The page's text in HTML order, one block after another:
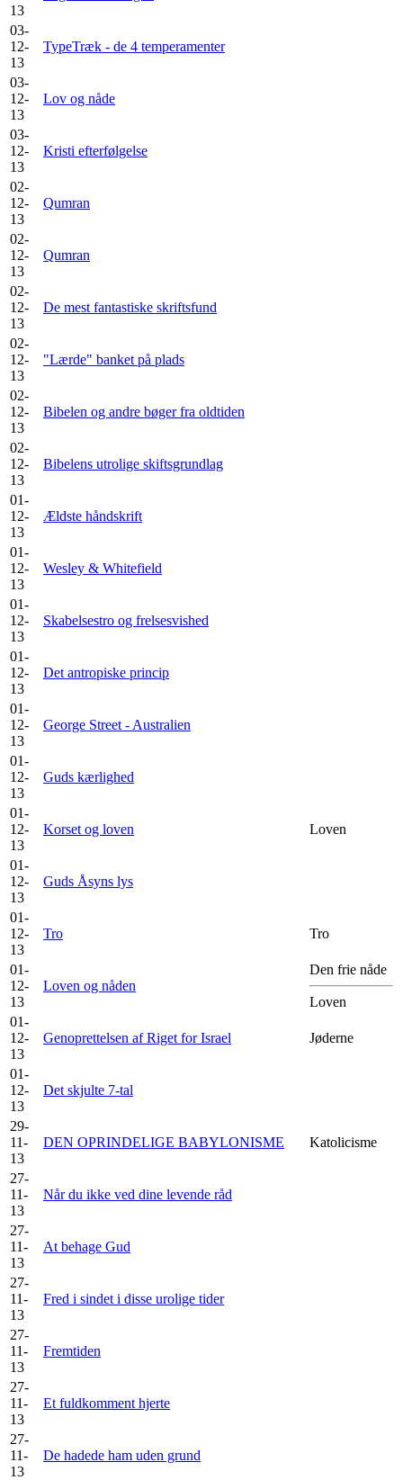
13
03-
12-
13
TypeTræk - de 4 temperamenter
03-
12-
13
Lov og nåde
03-
12-
13
Kristi efterfølgelse
02-
12-
13
Qumran
02-
12-
13
Qumran
02-
12-
13
De mest fantastiske skriftsfund
02-
12-
13
"Lærde" banket på plads
02-
12-
13
Bibelen og andre bøger fra oldtiden
02-
12-
13
Bibelens utrolige skiftsgrundlag
01-
12-
13
Ældste håndskrift
01-
12-
13
Wesley & Whitefield
01-
12-
13
Skabelsestro og frelsesvished
01-
12-
13
Det antropiske princip
01-
12-
13
George Street - Australien
01-
12-
13
Guds kærlighed
01-
12-
13
Korset og loven Loven
01-
12-
13
Guds Åsyns lys
01-
12-
13
Tro Tro
01-
12-
13
Loven og nåden
Den frie nåde
Loven
01-
12-
13
Genoprettelsen af Riget for Israel Jøderne
01-
12-
13
Det skjulte 7-tal
29-
11-
13
DEN OPRINDELIGE BABYLONISME Katolicisme
27-
11-
13
Når du ikke ved dine levende råd
27-
11-
13
At behage Gud
27-
11-
13
Fred i sindet i disse urolige tider
27-
11-
13
Fremtiden
27-
11-
13
Et fuldkomment hjerte
27-
11-
13
De hadede ham uden grund